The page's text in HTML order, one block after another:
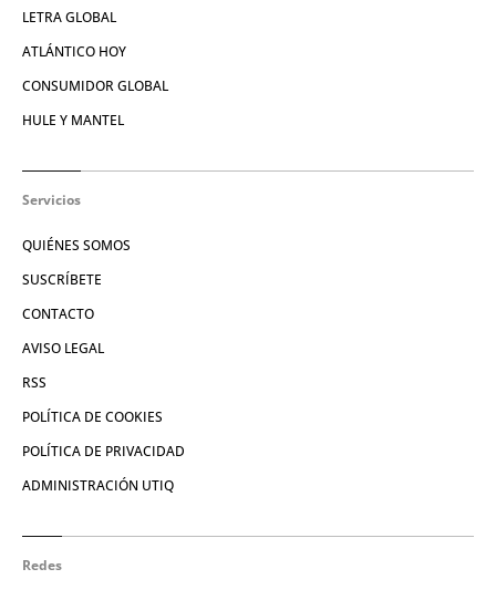
LETRA GLOBAL
ATLÁNTICO HOY
CONSUMIDOR GLOBAL
HULE Y MANTEL
Servicios
QUIÉNES SOMOS
SUSCRÍBETE
CONTACTO
AVISO LEGAL
RSS
POLÍTICA DE COOKIES
POLÍTICA DE PRIVACIDAD
ADMINISTRACIÓN UTIQ
Redes